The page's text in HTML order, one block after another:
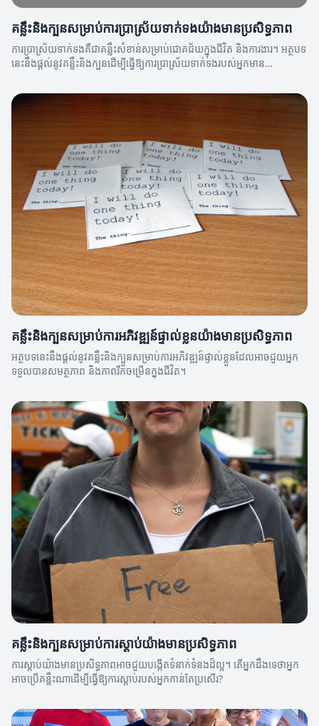
គន្លឹះនិងក្បួនសម្រាប់ការប្រាស្រ័យទាក់ទងយ៉ាងមានប្រសិទ្ធភាព
ការប្រាស្រ័យទាក់ទងគឺជាគន្លឹះសំខាន់សម្រាប់ជោគជ័យក្នុងជីវិត និងការងារ។ អត្ថបទ
នេះនឹងផ្ដល់នូវគន្លឹះនិងក្បួនដើម្បីធ្វើឱ្យការប្រាស្រ័យទាក់ទងរបស់អ្នកមាន
គន្លឹះនិងក្បួនសម្រាប់ការអភិវឌ្ឍន៍ផ្ទាល់ខ្លួនយ៉ាងមានប្រសិទ្ធភាព
អត្ថបទនេះនឹងផ្ដល់នូវគន្លឹះនិងក្បួនសម្រាប់ការអភិវឌ្ឍន៍ផ្ទាល់ខ្លួនដែលអាចជួយអ្នក
ទទួលបានសមត្ថភាព និងភាពរីកចម្រើនក្នុងជីវិត។
គន្លឹះនិងក្បួនសម្រាប់ការស្តាប់យ៉ាងមានប្រសិទ្ធភាព
ការស្តាប់យ៉ាងមានប្រសិទ្ធភាពអាចជួយបង្កើតទំនាក់ទំនងដ៏ល្អ។ តើអ្នកដឹងទេថាអ្នក
អាចប្រើគន្លឹះណាដើម្បីធ្វើឱ្យការស្តាប់របស់អ្នកកាន់តែប្រសើរ?